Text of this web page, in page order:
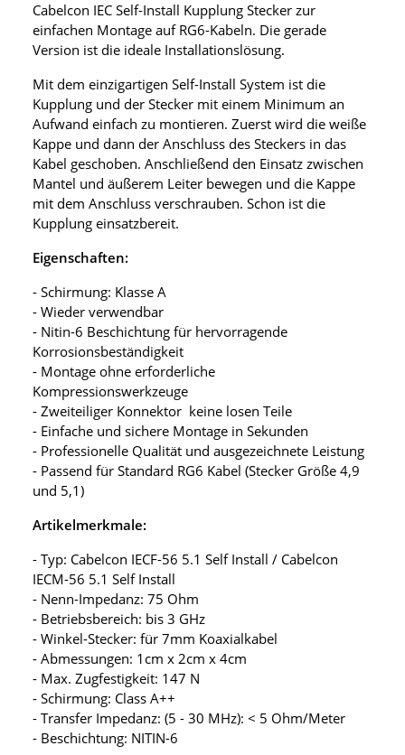
Cabelcon IEC Self-Install Kupplung Stecker zur
einfachen Montage auf RG6-Kabeln. Die gerade
Version ist die ideale Installationslösung.
Mit dem einzigartigen Self-Install System ist die
Kupplung und der Stecker mit einem Minimum an
Aufwand einfach zu montieren. Zuerst wird die weiße
Kappe und dann der Anschluss des Steckers in das
Kabel geschoben. Anschließend den Einsatz zwischen
Mantel und äußerem Leiter bewegen und die Kappe
mit dem Anschluss verschrauben. Schon ist die
Kupplung einsatzbereit.
Eigenschaften:
- Schirmung: Klasse A
- Wieder verwendbar
- Nitin-6 Beschichtung für hervorragende
Korrosionsbeständigkeit
- Montage ohne erforderliche
Kompressionswerkzeuge
- Zweiteiliger Konnektor keine losen Teile
- Einfache und sichere Montage in Sekunden
- Professionelle Qualität und ausgezeichnete Leistung
- Passend für Standard RG6 Kabel (Stecker Größe 4,9
und 5,1)
Artikelmerkmale:
- Typ: Cabelcon IECF-56 5.1 Self Install / Cabelcon
IECM-56 5.1 Self Install
- Nenn-Impedanz: 75 Ohm
- Betriebsbereich: bis 3 GHz
- Winkel-Stecker: für 7mm Koaxialkabel
- Abmessungen: 1cm x 2cm x 4cm
- Max. Zugfestigkeit: 147 N
- Schirmung: Class A++
- Transfer Impedanz: (5 - 30 MHz): < 5 Ohm/Meter
- Beschichtung: NITIN-6